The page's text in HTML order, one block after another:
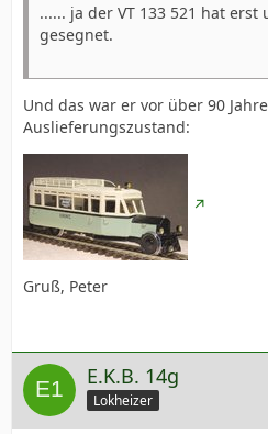
...... ja der VT 133 521 hat erst
gesegnet.
Und das war er vor über 90
Auslieferungszustand:
Gruß, Peter
E.K.B. 14g
Lokheizer